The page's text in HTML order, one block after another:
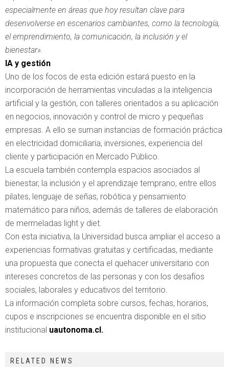
especialmente en áreas que hoy resultan clave para
desenvolverse en escenarios cambiantes, como la tecnología,
el emprendimiento, la comunicación, la inclusión y el
bienestar».
IA y gestión
Uno de los focos de esta edición estará puesto en la
incorporación de herramientas vinculadas a la inteligencia
artificial y la gestión, con talleres orientados a su aplicación
en negocios, innovación y control de micro y pequeñas
empresas. A ello se suman instancias de formación práctica
en electricidad domiciliaria, inversiones, experiencia del
cliente y participación en Mercado Público.
La escuela también contempla espacios asociados al
bienestar, la inclusión y el aprendizaje temprano, entre ellos
pilates, lenguaje de señas, robótica y pensamiento
matemático para niños, además de talleres de elaboración
de mermeladas light y diet.
Con esta iniciativa, la Universidad busca ampliar el acceso a
experiencias formativas gratuitas y certificadas, mediante
una propuesta que conecta el quehacer universitario con
intereses concretos de las personas y con los desafíos
sociales, laborales y educativos del territorio.
La información completa sobre cursos, fechas, horarios,
cupos e inscripciones se encuentra disponible en el sitio
institucional uautonoma.cl.
RELATED NEWS